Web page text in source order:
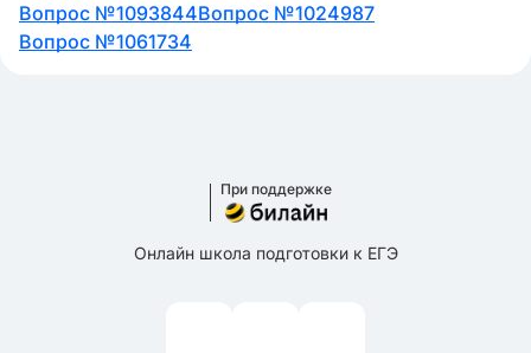
Вопрос №1093844Вопрос №1024987
Вопрос №1061734
При поддержке
Онлайн школа подготовки к ЕГЭ